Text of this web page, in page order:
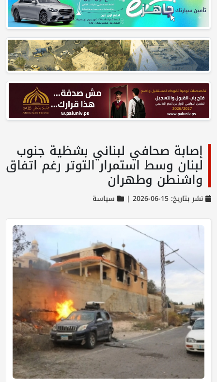
إصابة صحافي لبناني بشظية جنوب
لبنان وسط استمرار التوتر رغم اتفاق
واشنطن وطهران
نشر بتاريخ: 15-06-2026 | سياسة